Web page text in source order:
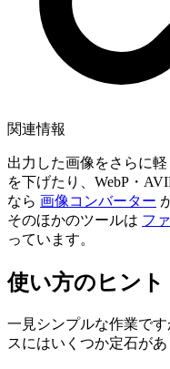
関連情報
出力した画像をさらに
を下げたり、WebP・
なら 画像コンバーター
そのほかのツールは フ
っています。
使い方のヒント
一見シンプルな作業で
スにはいくつか定石があ